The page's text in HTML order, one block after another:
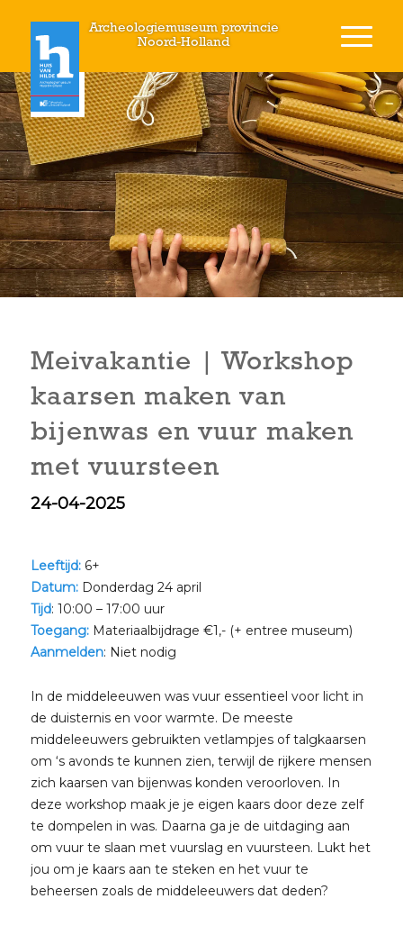
Archeologiemuseum provincie
Noord-Holland
Meivakantie | Workshop
kaarsen maken van
bijenwas en vuur maken
met vuursteen
24-04-2025
Leeftijd: 6+
Datum: Donderdag 24 april
Tijd: 10:00 – 17:00 uur
Toegang: Materiaalbijdrage €1,- (+ entree museum)
Aanmelden: Niet nodig
In de middeleeuwen was vuur essentieel voor licht in
de duisternis en voor warmte. De meeste
middeleeuwers gebruikten vetlampjes of talgkaarsen
om ‘s avonds te kunnen zien, terwijl de rijkere mensen
zich kaarsen van bijenwas konden veroorloven. In
deze workshop maak je je eigen kaars door deze zelf
te dompelen in was. Daarna ga je de uitdaging aan
om vuur te slaan met vuurslag en vuursteen. Lukt het
jou om je kaars aan te steken en het vuur te
beheersen zoals de middeleeuwers dat deden?